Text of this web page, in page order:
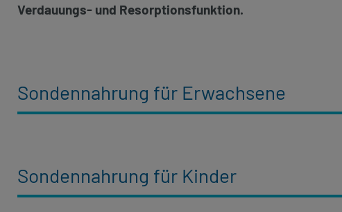
Verdauungs- und Resorptionsfunktion.
Sondennahrung für Erwachsene
Sondennahrung für Kinder